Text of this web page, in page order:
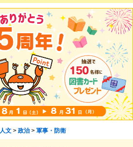
人文> 政治> 軍事・防衛